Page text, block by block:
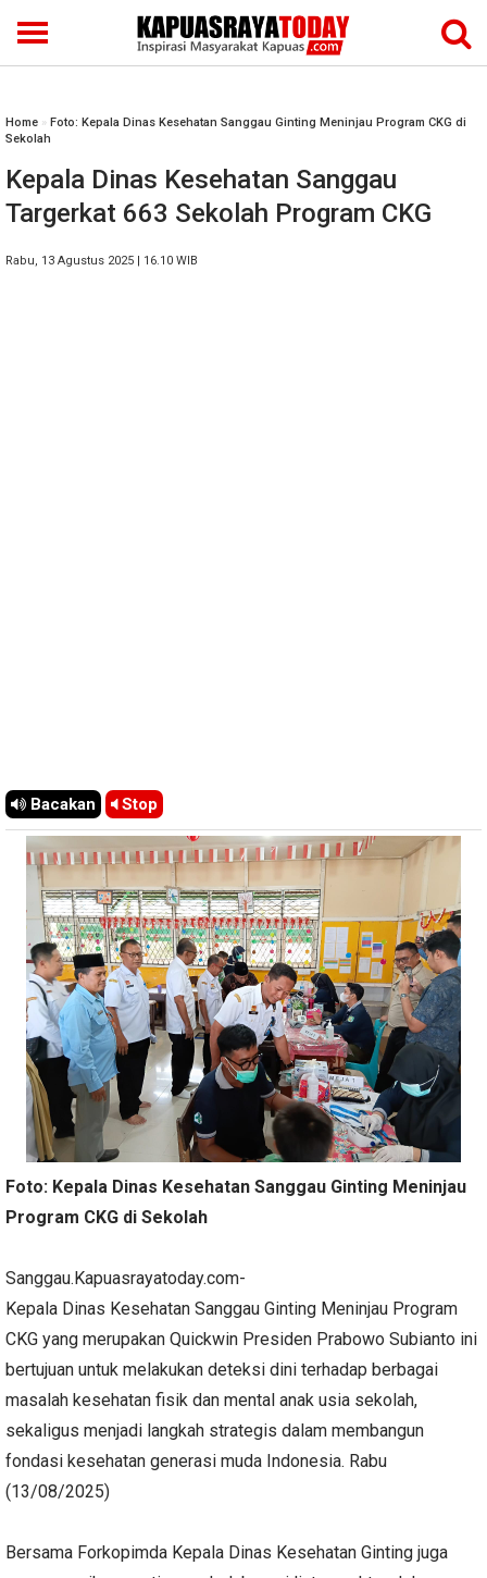
Home » Foto: Kepala Dinas Kesehatan Sanggau Ginting Meninjau Program CKG di
Sekolah
Kepala Dinas Kesehatan Sanggau
Targerkat 663 Sekolah Program CKG
Rabu, 13 Agustus 2025 | 16.10 WIB
Bacakan Stop
Foto: Kepala Dinas Kesehatan Sanggau Ginting Meninjau
Program CKG di Sekolah
Sanggau.Kapuasrayatoday.com-
Kepala Dinas Kesehatan Sanggau Ginting Meninjau Program
CKG yang merupakan Quickwin Presiden Prabowo Subianto ini
bertujuan untuk melakukan deteksi dini terhadap berbagai
masalah kesehatan fisik dan mental anak usia sekolah,
sekaligus menjadi langkah strategis dalam membangun
fondasi kesehatan generasi muda Indonesia. Rabu
(13/08/2025)
Bersama Forkopimda Kepala Dinas Kesehatan Ginting juga